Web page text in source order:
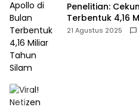
Penelitian:
Terbentuk 4,16
21 Agustus 2025